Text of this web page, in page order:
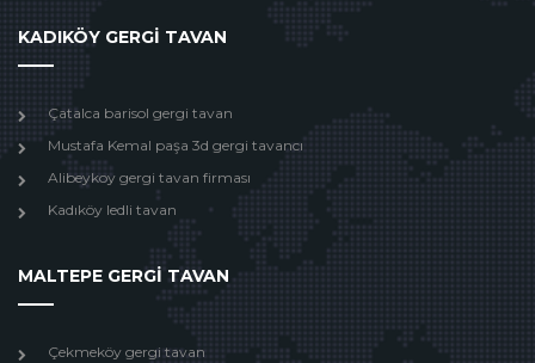
KADIKÖY GERGİ TAVAN
Çatalca barisol gergi tavan
Mustafa Kemal paşa 3d gergi tavancı
Alibeykoy gergi tavan firması
Kadıköy ledli tavan
MALTEPE GERGİ TAVAN
Çekmeköy gergi tavan